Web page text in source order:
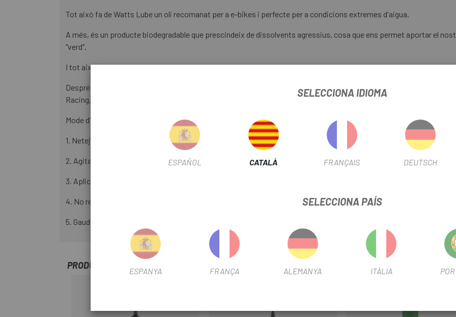
Tot això fa de Watts Lube un oli recomanat per a e-bikes i perfecte per a condicions extremes d'aigua.
A més, és un producte biodegradable que prescindeix de dissolvents agressius, cosa que ens permet aportar el
"verd".
I tot això amb un aspecte molt cridaner, el seu color rosa i la seva agradable olor no us deixaran indiferent.
Després de diversos anys de desenvolupament i testat a les millors competicions del món pels equips
Racing, Primaflor-Mondraer i l' X-Sauce Factory Team, l'empresa madrilenya posa a disposició dels usuaris un oli
Mode d'aplicació:
1. Neteja la cadena i deixa-la assecar bé.
2. Agita bé el Watts Lube.
3. Aplica.
4. No retireu l'excés i deixeu assecar totalment.
5. Gaudeix de la ruta.
PRODUCTOS SIMILARES
SELECCIONA IDIOMA
ESPAÑOL CATALÀ FRANÇAIS DEUTSCH
SELECCIONA PAÍS
ESPANYA FRANÇA ALEMANYA ITÀLIA